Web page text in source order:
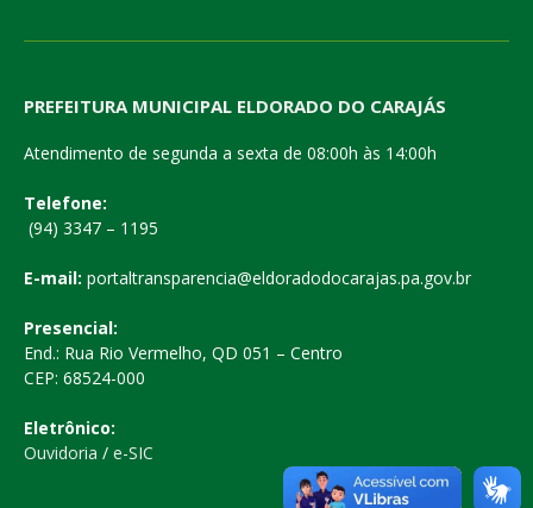
PREFEITURA MUNICIPAL ELDORADO DO CARAJÁS
Atendimento de segunda a sexta de 08:00h às 14:00h
Telefone:
(94) 3347 – 1195
E-mail: portaltransparencia@eldoradodocarajas.pa.gov.br
Presencial:
End.: Rua Rio Vermelho, QD 051 – Centro
CEP: 68524-000
Eletrônico:
Ouvidoria / e-SIC